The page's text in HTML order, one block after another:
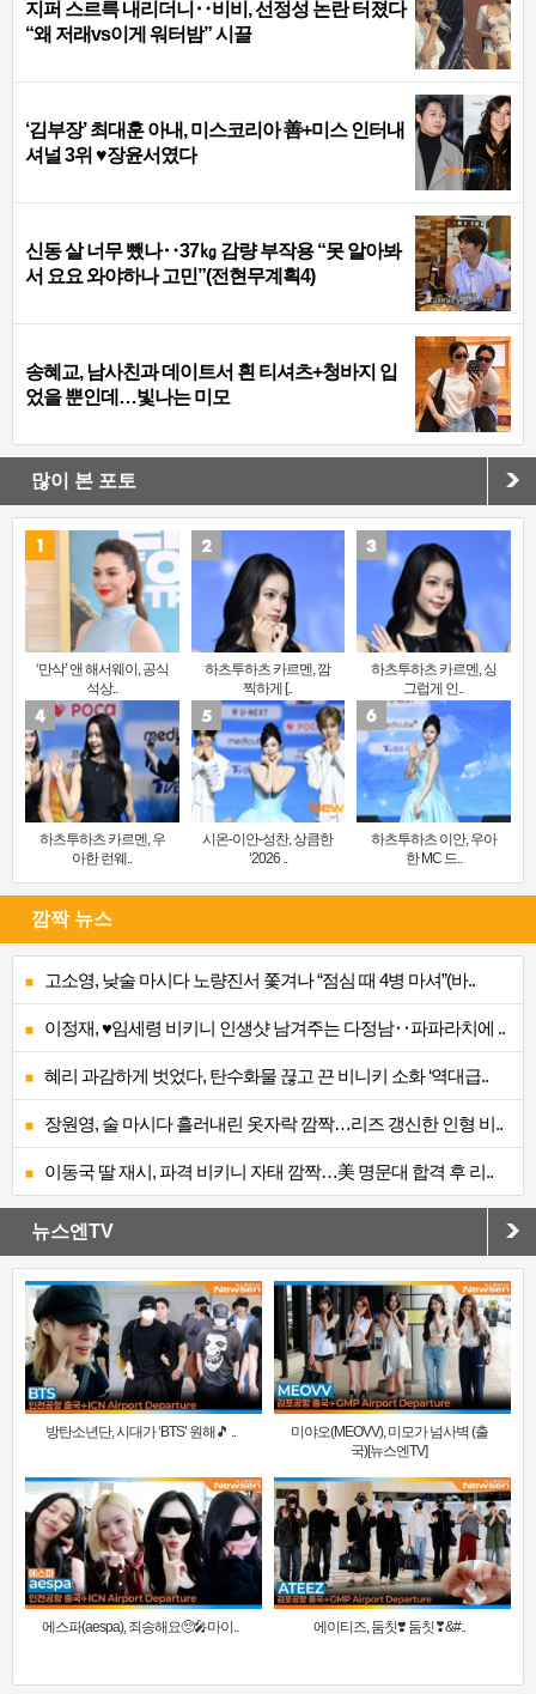
지퍼 스르륵 내리더니‥비비, 선정성 논란 터졌다
“왜 저래vs이게 워터밤” 시끌
‘김부장’ 최대훈 아내, 미스코리아 善+미스 인터내
셔널 3위 ♥장윤서였다
신동 살 너무 뺐나‥37㎏ 감량 부작용 “못 알아봐
서 요요 와야하나 고민”(전현무계획4)
송혜교, 남사친과 데이트서 흰 티셔츠+청바지 입
었을 뿐인데…빛나는 미모
많이 본 포토
‘만삭’ 앤 해서웨이, 공식
석상..
하츠투하츠 카르멘, 깜
찍하게 [..
하츠투하츠 카르멘, 싱
그럽게 인..
하츠투하츠 카르멘, 우
아한 런웨..
시온-이안-성찬, 상큼한
‘2026 ..
하츠투하츠 이안, 우아
한 MC 드..
깜짝 뉴스
고소영, 낮술 마시다 노량진서 쫓겨나 “점심 때 4병 마셔”(바..
이정재, ♥임세령 비키니 인생샷 남겨주는 다정남‥파파라치에 ..
혜리 과감하게 벗었다, 탄수화물 끊고 끈 비니키 소화 ‘역대급..
장원영, 술 마시다 흘러내린 옷자락 깜짝…리즈 갱신한 인형 비..
이동국 딸 재시, 파격 비키니 자태 깜짝…美 명문대 합격 후 리..
뉴스엔TV
방탄소년단, 시대가 ‘BTS’ 원해🎵 ..
미야오(MEOVV), 미모가 넘사벽 (출
국)[뉴스엔TV]
에스파(aespa), 죄송해요🥺🎤마이.. 에이티즈, 둠칫❣️ 둠칫❣&#..